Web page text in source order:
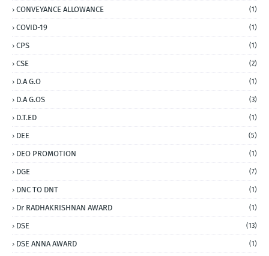
CONVEYANCE ALLOWANCE (1)
COVID-19 (1)
CPS (1)
CSE (2)
D.A G.O (1)
D.A G.OS (3)
D.T.ED (1)
DEE (5)
DEO PROMOTION (1)
DGE (7)
DNC TO DNT (1)
Dr RADHAKRISHNAN AWARD (1)
DSE (13)
DSE ANNA AWARD (1)